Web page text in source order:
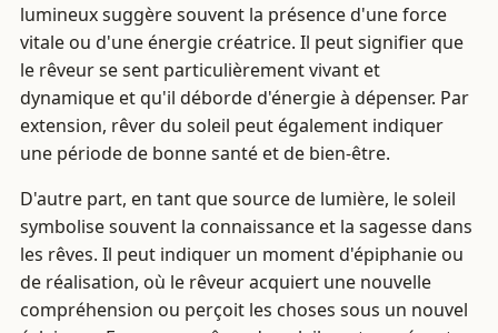
lumineux suggère souvent la présence d'une force
vitale ou d'une énergie créatrice. Il peut signifier que
le rêveur se sent particulièrement vivant et
dynamique et qu'il déborde d'énergie à dépenser. Par
extension, rêver du soleil peut également indiquer
une période de bonne santé et de bien-être.
D'autre part, en tant que source de lumière, le soleil
symbolise souvent la connaissance et la sagesse dans
les rêves. Il peut indiquer un moment d'épiphanie ou
de réalisation, où le rêveur acquiert une nouvelle
compréhension ou perçoit les choses sous un nouvel